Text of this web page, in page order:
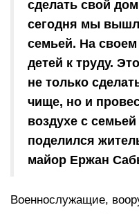
сделать свой
сегодня мы
семьей. На
детей к труду.
не только
чище, но и
воздухе с
поделился
майор Ержан
Военнослужащие,